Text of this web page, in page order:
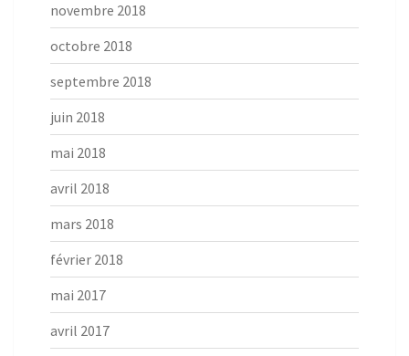
novembre 2018
octobre 2018
septembre 2018
juin 2018
mai 2018
avril 2018
mars 2018
février 2018
mai 2017
avril 2017